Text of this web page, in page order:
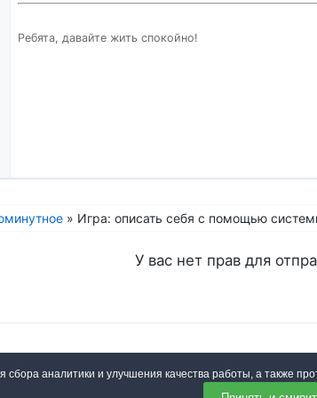
Данная характеристика - это показатель
действия персонажа. Здесь авторы
Ребята, давайте жить спокойно!
» Игра: описать себя с помощью
У вас нет прав для
Материалы сайта могут
сбора аналитики и улучшения качества работы, а также